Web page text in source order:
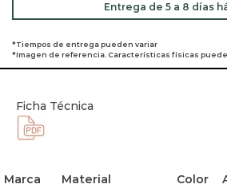
Entrega de 5 a 8 días
*Tiempos de entrega pueden variar
*Imagen de referencia. Características físicas
Ficha Técnica
Marca Material Color